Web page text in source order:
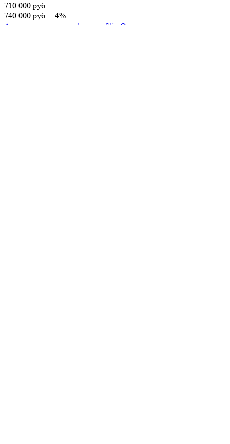
710 000 руб
740 000 руб |–4%
Аппарат коррекции фигуры SlimOne